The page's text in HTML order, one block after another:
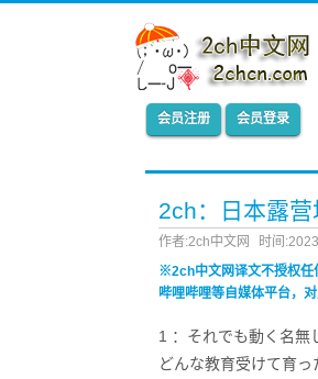
会员注册 会员登录
2ch：日本露营
作者:2ch中文网 时间
※2ch中文网译文不授权任
哔哩哔哩等自媒体平台，
1 ：それでも動く名
どんな教育受けて育っ